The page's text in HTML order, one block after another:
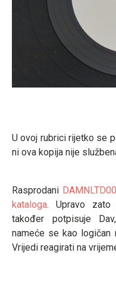
U ovoj rubrici rijetko se
ni ova kopija nije
Rasprodani
kataloga. Upravo zato
također potpisuje
nameće se kao logičan
Vrijedi reagirati na